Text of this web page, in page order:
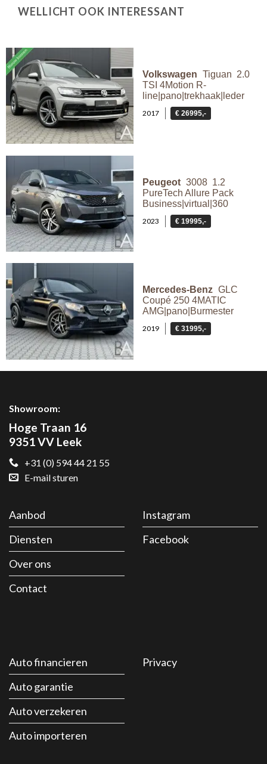
WELLICHT OOK INTERESSANT
Volkswagen Tiguan 2.0
TSI 4Motion R-
line|pano|trekhaak|leder
2017 € 26995,-
Peugeot 3008 1.2
PureTech Allure Pack
Business|virtual|360
2023 € 19995,-
Mercedes-Benz GLC
Coupé 250 4MATIC
AMG|pano|Burmester
2019 € 31995,-
Showroom:
Hoge Traan 16
9351 VV Leek
+31 (0) 594 44 21 55
E-mail sturen
Aanbod
Diensten
Over ons
Contact
Instagram
Facebook
Auto financieren
Auto garantie
Auto verzekeren
Auto importeren
Privacy